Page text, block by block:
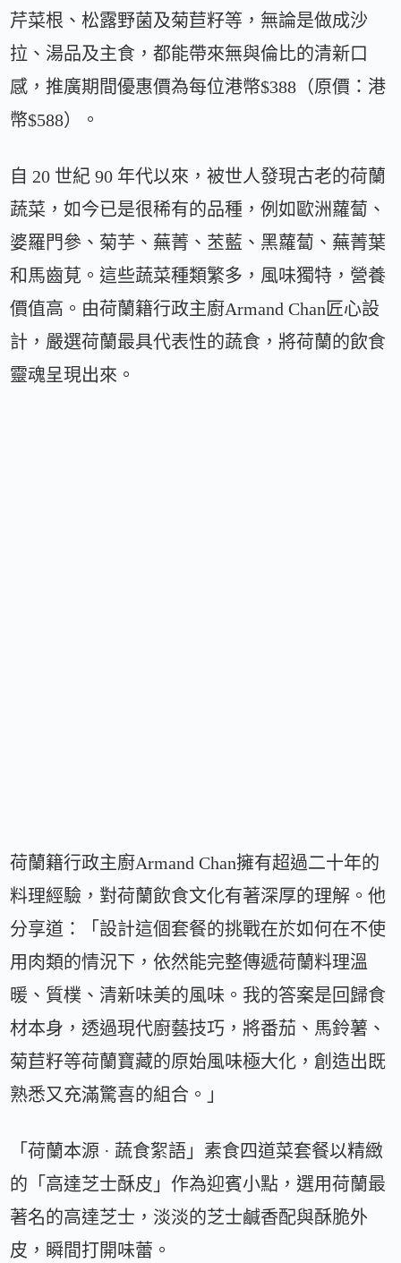
芹菜根、松露野菌及菊苣籽等，無論是做成沙
拉、湯品及主食，都能帶來無與倫比的清新口
感，推廣期間優惠價為每位港幣$388（原價：港
幣$588）。
自 20 世紀 90 年代以來，被世人發現古老的荷蘭
蔬菜，如今已是很稀有的品種，例如歐洲蘿蔔、
婆羅門參、菊芋、蕪菁、苤藍、黑蘿蔔、蕪菁葉
和馬齒莧。這些蔬菜種類繁多，風味獨特，營養
價值高。由荷蘭籍行政主廚Armand Chan匠心設
計，嚴選荷蘭最具代表性的蔬食，將荷蘭的飲食
靈魂呈現出來。
荷蘭籍行政主廚Armand Chan擁有超過二十年的
料理經驗，對荷蘭飲食文化有著深厚的理解。他
分享道：「設計這個套餐的挑戰在於如何在不使
用肉類的情況下，依然能完整傳遞荷蘭料理溫
暖、質樸、清新味美的風味。我的答案是回歸食
材本身，透過現代廚藝技巧，將番茄、馬鈴薯、
菊苣籽等荷蘭寶藏的原始風味極大化，創造出既
熟悉又充滿驚喜的組合。」
「荷蘭本源 · 蔬食絮語」素食四道菜套餐以精緻
的「高達芝士酥皮」作為迎賓小點，選用荷蘭最
著名的高達芝士，淡淡的芝士鹹香配與酥脆外
皮，瞬間打開味蕾。